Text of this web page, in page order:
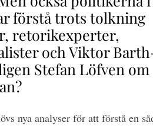
förstå trots tolkning
retorikexperter,
och Viktor
Stefan Löfven om
nya analyser för att förstå en